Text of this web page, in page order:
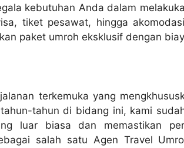
kebutuhan Anda dalam
tiket pesawat, hingga
paket umroh eksklusif dengan
terkemuka yang
tahun di bidang ini, kami
luar biasa dan memastikan
salah satu Agen Travel